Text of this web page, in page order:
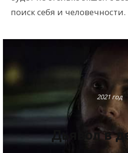
поиск себя и человечности.
2021 год
Дьявол в